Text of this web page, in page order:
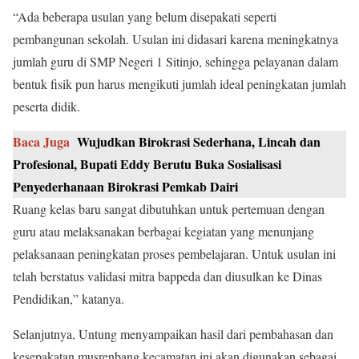
“Ada beberapa usulan yang belum disepakati seperti
pembangunan sekolah. Usulan ini didasari karena meningkatnya
jumlah guru di SMP Negeri 1 Sitinjo, sehingga pelayanan dalam
bentuk fisik pun harus mengikuti jumlah ideal peningkatan jumlah
peserta didik.
Baca Juga Wujudkan Birokrasi Sederhana, Lincah dan
Profesional, Bupati Eddy Berutu Buka Sosialisasi
Penyederhanaan Birokrasi Pemkab Dairi
Ruang kelas baru sangat dibutuhkan untuk pertemuan dengan
guru atau melaksanakan berbagai kegiatan yang menunjang
pelaksanaan peningkatan proses pembelajaran. Untuk usulan ini
telah berstatus validasi mitra bappeda dan diusulkan ke Dinas
Pendidikan,” katanya.
Selanjutnya, Untung menyampaikan hasil dari pembahasan dan